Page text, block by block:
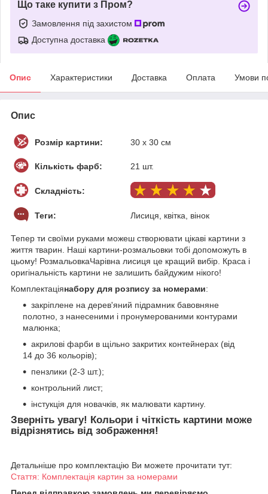
Що таке купити з Пром?
Замовлення під захистом
Доступна доставка
Опис Характеристики Доставка Оплата Умови
Опис
Розмір картини: 30 х 30 см
Кількість фарб: 21 шт.
Складність:
Теги: Лисиця, квітка, вінок
Тепер ти своїми руками можеш створювати цікаві картини з
життя тварин. Наші картини-розмальовки тобі допоможуть в
цьому! РозмальовкаЧарівна лисиця це кращий вибір. Краса і
оригінальність картини не залишить байдужим нікого!
Комплектаціянабору для розпису за номерами:
закріплене на дерев'яний підрамник бавовняне
полотно, з нанесеними і пронумерованими контурами
малюнка;
акрилові фарби в щільно закритих контейнерах (від
14 до 36 кольорів);
пензлики (2-3 шт.);
контрольний лист;
інстукція для новачків, як малювати картину.
Зверніть увагу! Кольори і чіткість картини може
відрізнятись від зображення!
Детальніше про комплектацію Ви можете прочитати тут:
Стаття: Комплектація картин за номерами